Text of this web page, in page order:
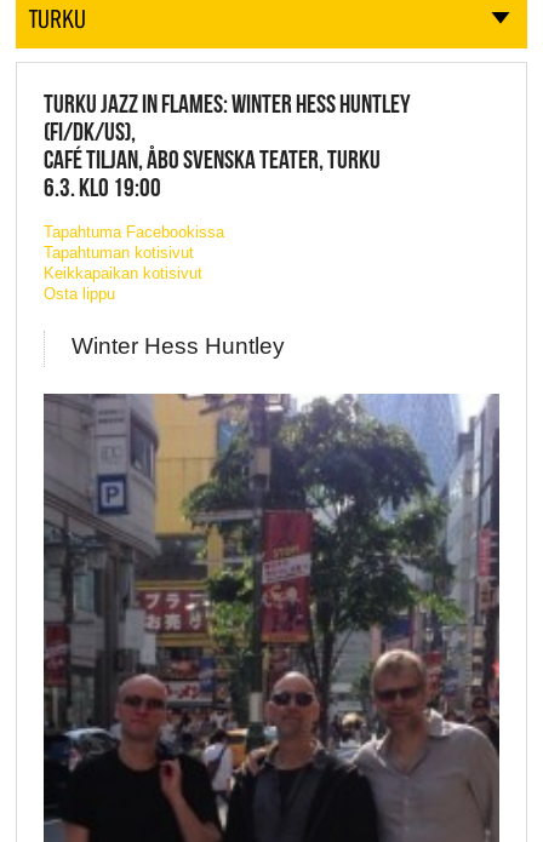
TURKU
TURKU JAZZ IN FLAMES: WINTER HESS HUNTLEY
(FI/DK/US),
CAFÉ TILJAN, ÅBO SVENSKA TEATER, TURKU
6.3. KLO 19:00
Tapahtuma Facebookissa
Tapahtuman kotisivut
Keikkapaikan kotisivut
Osta lippu
Winter Hess Huntley